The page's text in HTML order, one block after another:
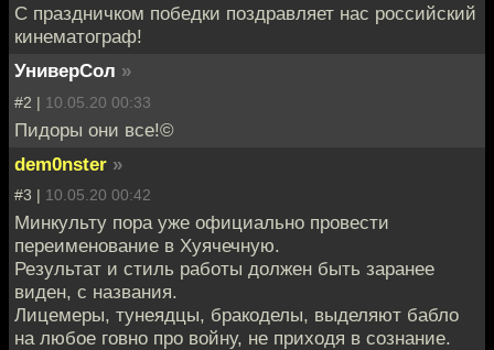
С праздничком победки поздравляет нас российский
кинематограф!
УниверСол »
#2 | 10.05.20 00:33
Пидоры они все!©
dem0nster »
#3 | 10.05.20 00:42
Минкульту пора уже официально провести
переименование в Хуячечную.
Результат и стиль работы должен быть заранее
виден, с названия.
Лицемеры, тунеядцы, бракоделы, выделяют бабло
на любое говно про войну, не приходя в сознание.